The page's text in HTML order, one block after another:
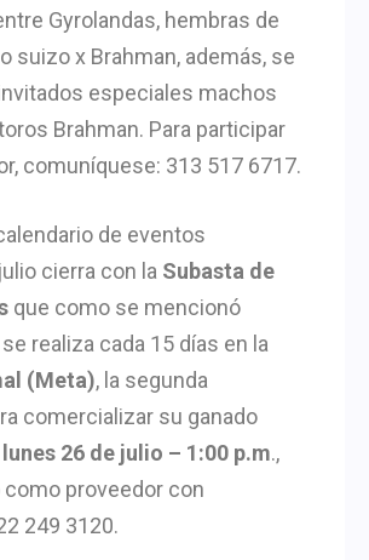
Gyrolandas, hembras de
suizo x Brahman, además, se
especiales machos
Brahman. Para participar
comuníquese: 313 517 6717.
de eventos
cierra con la Subasta de
que como se mencionó
realiza cada 15 días en la
(Meta), la segunda
comercializar su ganado
lunes 26 de julio – 1:00 p.m.,
proveedor con
249 3120.